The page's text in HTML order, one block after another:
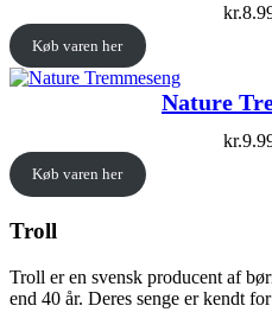
kr.
Køb varen her
Nature
kr.
Køb varen her
Troll
Troll er en svensk producent af
end 40 år. Deres senge er kendt